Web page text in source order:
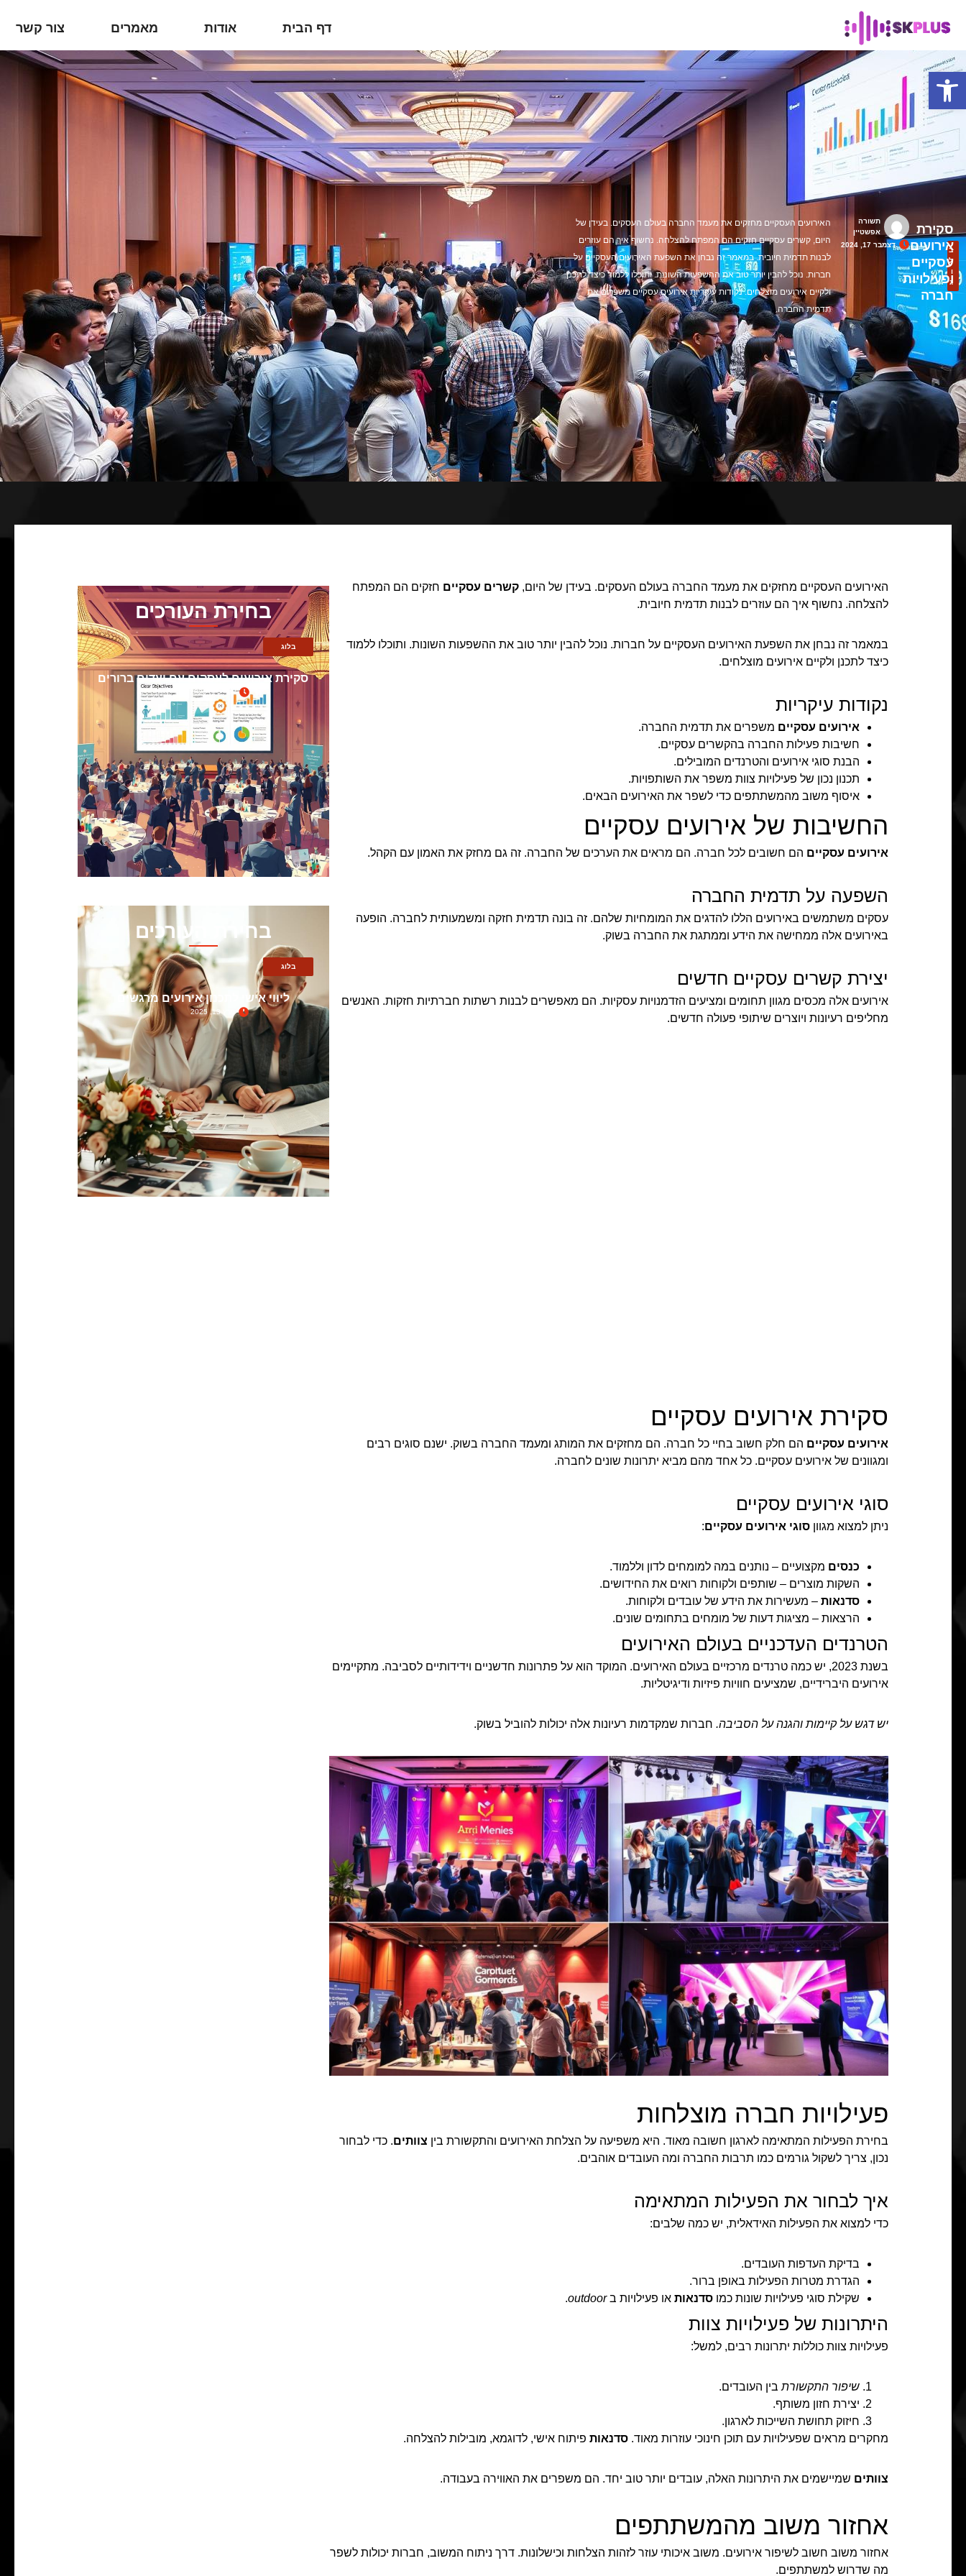
דף הבית אודות מאמרים צור קשר
ב
ל
ו
ג
סקירת
אירועים
עסקיים
ופעילויות
חברה
תשורה
אפשטיין
דצמבר 17, 2024
האירועים העסקיים מחזקים את מעמד החברה בעולם העסקים. בעידן של
היום, קשרים עסקיים חזקים הם המפתח להצלחה. נחשוף איך הם עוזרים
לבנות תדמית חיובית. במאמר זה נבחן את השפעת האירועים העסקיים על
חברות. נוכל להבין יותר טוב את ההשפעות השונות. ותוכלו ללמוד כיצד לתכנן
ולקיים אירועים מוצלחים. נקודות עיקריות אירועים עסקיים משפרים את
תדמית החברה.
האירועים העסקיים מחזקים את מעמד החברה בעולם העסקים. בעידן של היום, קשרים עסקיים חזקים הם המפתח
להצלחה. נחשוף איך הם עוזרים לבנות תדמית חיובית.
במאמר זה נבחן את השפעת האירועים העסקיים על חברות. נוכל להבין יותר טוב את ההשפעות השונות. ותוכלו ללמוד
כיצד לתכנן ולקיים אירועים מוצלחים.
נקודות עיקריות
אירועים עסקיים משפרים את תדמית החברה.
חשיבות פעילות החברה בהקשרים עסקיים.
הבנת סוגי אירועים והטרנדים המובילים.
תכנון נכון של פעילויות צוות משפר את השותפויות.
איסוף משוב מהמשתתפים כדי לשפר את האירועים הבאים.
החשיבות של אירועים עסקיים
אירועים עסקיים הם חשובים לכל חברה. הם מראים את הערכים של החברה. זה גם מחזק את האמון עם הקהל.
השפעה על תדמית החברה
עסקים משתמשים באירועים הללו להדגים את המומחיות שלהם. זה בונה תדמית חזקה ומשמעותית לחברה. הופעה
באירועים אלה ממחישה את הידע וממתגת את החברה בשוק.
יצירת קשרים עסקיים חדשים
אירועים אלה מכסים מגוון תחומים ומציעים הזדמנויות עסקיות. הם מאפשרים לבנות רשתות חברתיות חזקות. האנשים
מחליפים רעיונות ויוצרים שיתופי פעולה חדשים.
סקירת אירועים עסקיים
אירועים עסקיים הם חלק חשוב בחיי כל חברה. הם מחזקים את המותג ומעמד החברה בשוק. ישנם סוגים רבים
ומגוונים של אירועים עסקיים. כל אחד מהם מביא יתרונות שונים לחברה.
סוגי אירועים עסקיים
ניתן למצוא מגוון סוגי אירועים עסקיים:
כנסים מקצועיים – נותנים במה למומחים לדון וללמוד.
השקות מוצרים – שותפים ולקוחות רואים את החידושים.
סדנאות – מעשירות את הידע של עובדים ולקוחות.
הרצאות – מציגות דעות של מומחים בתחומים שונים.
הטרנדים העדכניים בעולם האירועים
בשנת 2023, יש כמה טרנדים מרכזיים בעולם האירועים. המוקד הוא על פתרונות חדשניים וידידותיים לסביבה. מתקיימים
אירועים היברידיים, שמציעים חוויות פיזיות ודיגיטליות.
יש דגש על קיימות והגנה על הסביבה. חברות שמקדמות רעיונות אלה יכולות להוביל בשוק.
פעילויות חברה מוצלחות
בחירת הפעילות המתאימה לארגון חשובה מאוד. היא משפיעה על הצלחת האירועים והתקשורת בין צוותים. כדי לבחור
נכון, צריך לשקול גורמים כמו תרבות החברה ומה העובדים אוהבים.
איך לבחור את הפעילות המתאימה
כדי למצוא את הפעילות האידאלית, יש כמה שלבים:
בדיקת העדפות העובדים.
הגדרת מטרות הפעילות באופן ברור.
שקילת סוגי פעילויות שונות כמו סדנאות או פעילויות בoutdoor
.
היתרונות של פעילויות צוות
פעילויות צוות כוללות יתרונות רבים, למשל:
שיפור התקשורת בין העובדים.
יצירת חזון משותף.
חיזוק תחושת השייכות לארגון.
מחקרים מראים שפעילויות עם תוכן חינוכי עוזרות מאוד. סדנאות פיתוח אישי, לדוגמא, מובילות להצלחה.
צוותים שמיישמים את היתרונות האלה, עובדים יותר טוב יחד. הם משפרים את האווירה בעבודה.
אחזור משוב מהמשתתפים
אחזור משוב חשוב לשיפור אירועים. משוב איכותי עוזר לזהות הצלחות וכישלונות. דרך ניתוח המשוב, חברות יכולות לשפר
מה שדרוש למשתתפים.
בחירת העורכים
בלוג
סקירת אירועים לעסקים עם יעדים ברורים
אפריל 1, 2025
בחירת העורכים
בלוג
ליווי אישי לתכנון אירועים מרגשים
פתח סרגל נגישות